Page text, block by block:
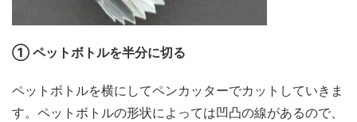
① ペットボトルを半分に切る
ペットボトルを横にしてペンカッターでカットしていきま
す。ペットボトルの形状によっては凹凸の線があるので、